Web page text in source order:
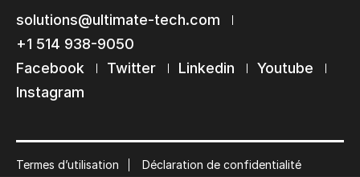
solutions@ultimate-tech.com
+1 514 938-9050
Facebook
Twitter Linkedin
Youtube
Instagram
Termes d’utilisation Déclaration de confidentialité